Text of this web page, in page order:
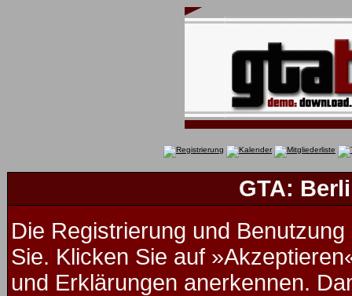
GTA:
Die Registrierung und
Sie. Klicken Sie auf
und Erklärungen anerkennen.